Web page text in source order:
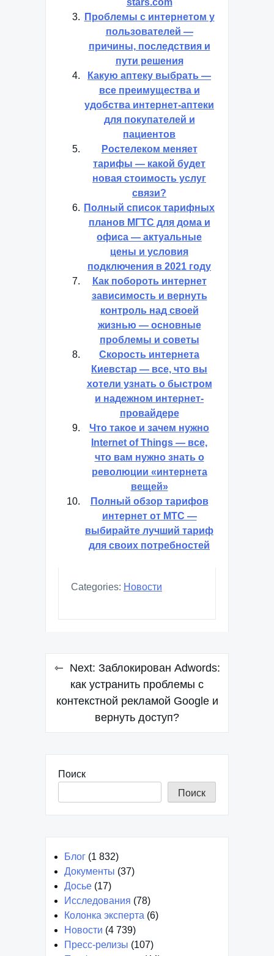
stars.com
Проблемы с интернетом у
пользователей —
причины, последствия и
пути решения
Какую аптеку выбрать —
все преимущества и
удобства интернет-аптеки
для покупателей и
пациентов
Ростелеком меняет
тарифы — какой будет
новая стоимость услуг
связи?
Полный список тарифных
планов МГТС для дома и
офиса — актуальные
цены и условия
подключения в 2021 году
Как побороть интернет
зависимость и вернуть
контроль над своей
жизнью — основные
проблемы и советы
Скорость интернета
Киевстар — все, что вы
хотели узнать о быстром
и надежном интернет-
провайдере
Что такое и зачем нужно
Internet of Things — все,
что вам нужно знать о
революции «интернета
вещей»
Полный обзор тарифов
интернет от МТС —
выбирайте лучший тариф
для своих потребностей
Categories: Новости
Навигация
записям
Next: Заблокирован Adwords:
как устранить проблемы с
контекстной рекламой Google и
вернуть доступ?
Поиск
Поиск
Блог (1 832)
Документы (37)
Досье (17)
Исследования (78)
Колонка эксперта (6)
Новости (4 739)
Пресс-релизы (107)